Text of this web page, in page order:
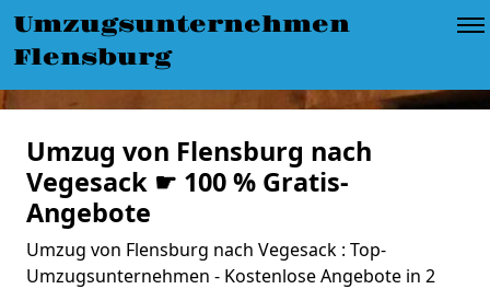
Umzugsunternehmen
Flensburg
Umzug von Flensburg nach
Vegesack ☛ 100 % Gratis-
Angebote
Umzug von Flensburg nach Vegesack : Top-
Umzugsunternehmen - Kostenlose Angebote in 2